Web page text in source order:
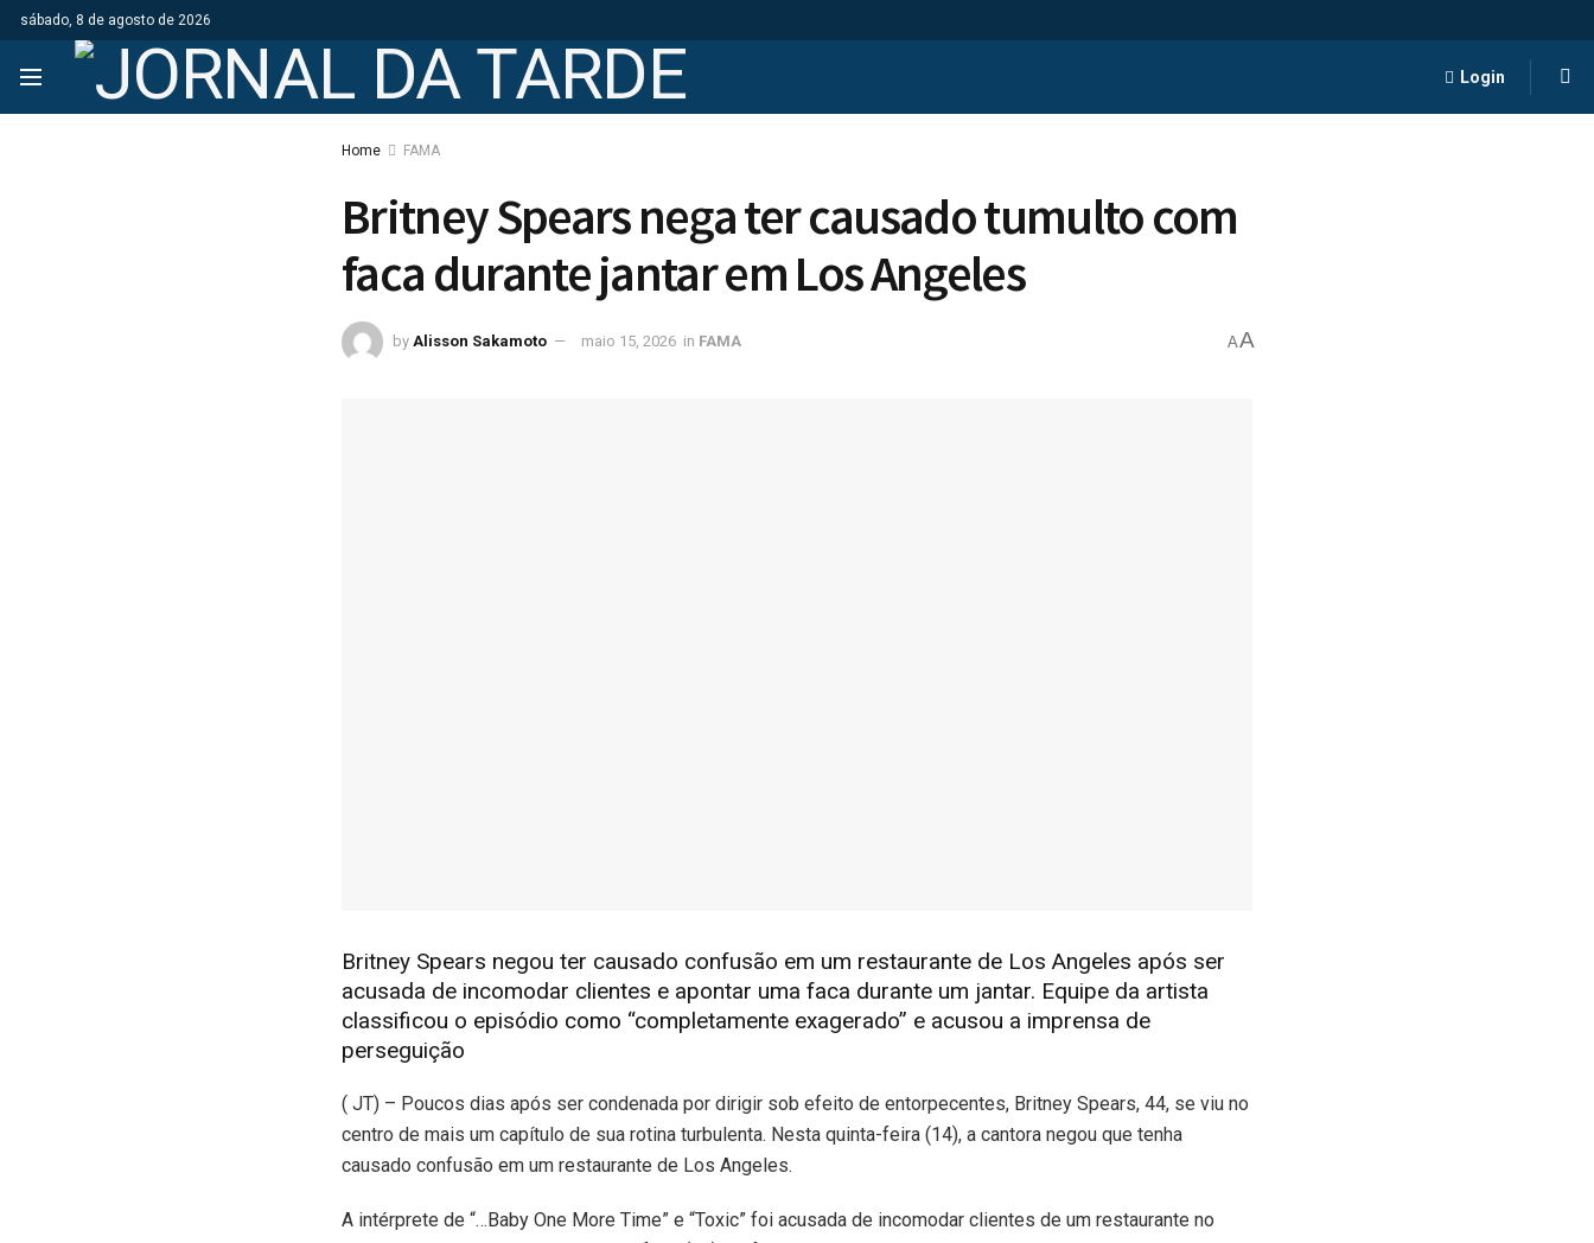
sábado, 8 de agosto de 2026
Login
Home FAMA
Britney Spears nega ter causado tumulto com
faca durante jantar em Los Angeles
by Alisson Sakamoto maio 15, 2026 in FAMA AA
Britney Spears negou ter causado confusão em um restaurante de Los Angeles após ser
acusada de incomodar clientes e apontar uma faca durante um jantar. Equipe da artista
classificou o episódio como “completamente exagerado” e acusou a imprensa de
perseguição
( JT) – Poucos dias após ser condenada por dirigir sob efeito de entorpecentes, Britney Spears, 44, se viu no
centro de mais um capítulo de sua rotina turbulenta. Nesta quinta-feira (14), a cantora negou que tenha
causado confusão em um restaurante de Los Angeles.
A intérprete de “…Baby One More Time” e “Toxic” foi acusada de incomodar clientes de um restaurante no